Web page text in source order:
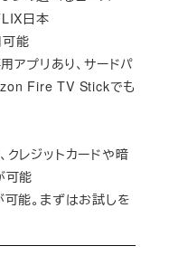
日本
能
プリあり、サードパ
Fire TV Stickでも
レジットカードや暗
可能
能。まずはお試しを